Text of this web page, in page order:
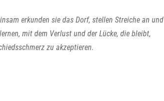
erkunden sie das Dorf, stellen Streiche an und
mit dem Verlust und der Lücke, die bleibt,
zu akzeptieren.